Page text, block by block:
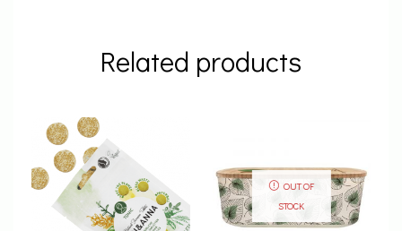
Related products
OUT OF
STOCK